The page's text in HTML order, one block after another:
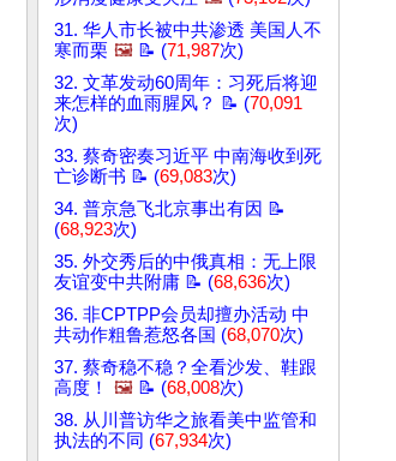
31. 华人市长被中共渗透 美国人不
寒而栗 🖼️ 📝 (71,987次)
32. 文革发动60周年：习死后将迎
来怎样的血雨腥风？ 📝 (70,091
次)
33. 蔡奇密奏习近平 中南海收到死
亡诊断书 📝 (69,083次)
34. 普京急飞北京事出有因 📝
(68,923次)
35. 外交秀后的中俄真相：无上限
友谊变中共附庸 📝 (68,636次)
36. 非CPTPP会员却擅办活动 中
共动作粗鲁惹怒各国 (68,070次)
37. 蔡奇稳不稳？全看沙发、鞋跟
高度！
🖼️ 📝 (68,008次)
38. 从川普访华之旅看美中监管和
执法的不同 (67,934次)